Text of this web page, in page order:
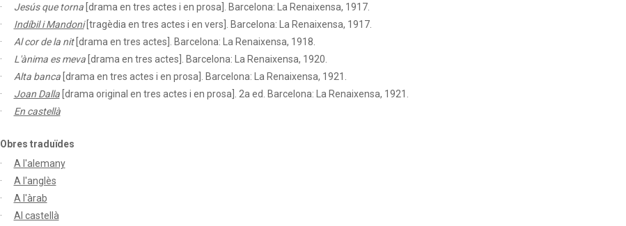
Jesús que torna [drama en tres actes i en prosa]. Barcelona: La Renaixensa, 1917.
Indíbil i Mandoni [tragèdia en tres actes i en vers]. Barcelona: La Renaixensa, 1917.
Al cor de la nit [drama en tres actes]. Barcelona: La Renaixensa, 1918.
L'ànima es meva [drama en tres actes]. Barcelona: La Renaixensa, 1920.
Alta banca [drama en tres actes i en prosa]. Barcelona: La Renaixensa, 1921.
Joan Dalla [drama original en tres actes i en prosa]. 2a ed. Barcelona: La Renaixensa, 1921.
En castellà
Obres traduïdes
A l'alemany
A l'anglès
A l'àrab
Al castellà